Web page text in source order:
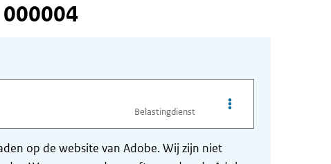
Belastingdienst
Opties van bestand
op de website van Adobe. Wij zijn niet